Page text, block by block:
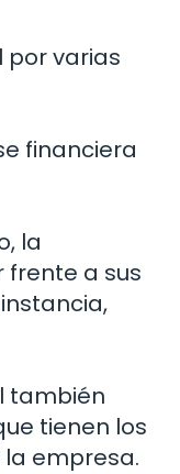
por varias
financiera
la
a sus
también
tienen los
la empresa.